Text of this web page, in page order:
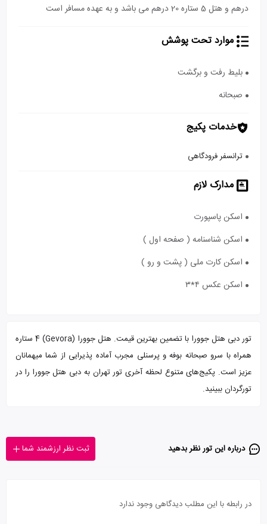
درهم و هتل 5 ستاره 20 درهم می باشد و به عهده مسافر است
موارد تحت پوشش
بلیط رفت و برگشت
صبحانه
خدمات پکیج
ترانسفر فرودگاهی
مدارک لازم
اسکن پاسپورت
اسکن شناسنامه ( صفحه اول )
اسکن کارت ملی ( پشت و رو )
اسکن عکس ۴*۳
تور دبی هتل جوورا با تضمین بهترین قیمت. هتل جوورا (Gevora) 4 ستاره
همراه با سرو صبحانه بوفه و پرسنلی مجرب آماده پذیرایی از شما میهمانان
عزیز است. پکیج‌های متنوع لحظه آخری تور تهران به دبی هتل جوورا را در
تورگردان ببینید.
درباره این تور‌ نظر بدهید ثبت نظر ارزشمند شما
در رابطه با این مطلب دیدگاهی وجود ندارد